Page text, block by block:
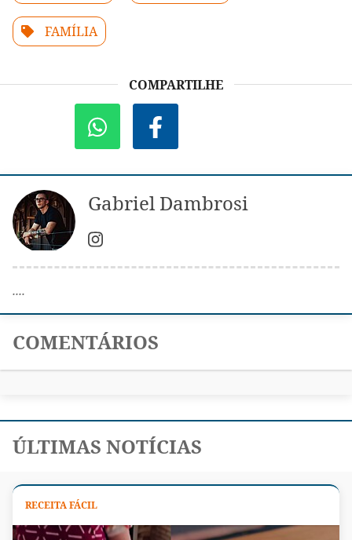
FAMÍLIA
COMPARTILHE
Gabriel Dambrosi
....
COMENTÁRIOS
ÚLTIMAS NOTÍCIAS
RECEITA FÁCIL